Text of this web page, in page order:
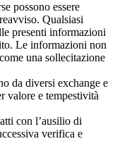
possono essere
Qualsiasi
presenti informazioni
Le informazioni non
una sollecitazione
da diversi exchange e
valore e tempestività
con l’ausilio di
verifica e